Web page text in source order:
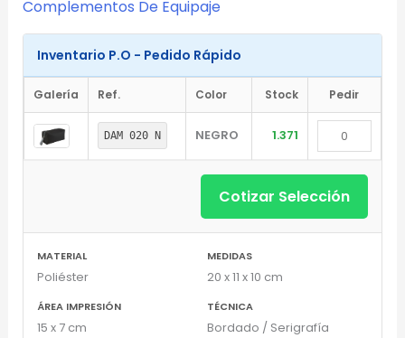
Diseñador de Vistas Previas
con IA ×
Arrastra y suelta tu logotipo aquí
o haz clic para explorar tus archivos
Formatos: PNG, JPG, SVG (Max. 5MB). Se recomienda fondo
transparente.
Complementos De Equipaje
Inventario P.O - Pedido Rápido
Galería Ref. Color Stock Pedir
DAM 020 N NEGRO 1.371
Cotizar Selección
MATERIAL
Poliéster
MEDIDAS
20 x 11 x 10 cm
ÁREA IMPRESIÓN
15 x 7 cm
TÉCNICA
Bordado / Serigrafía